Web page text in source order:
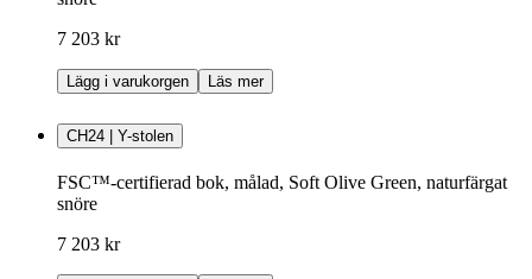
7 203 kr
Lägg i varukorgen Läs mer
CH24 | Y-stolen
FSC™-certifierad bok, målad, Soft Olive Green, naturfärgat
snöre
7 203 kr